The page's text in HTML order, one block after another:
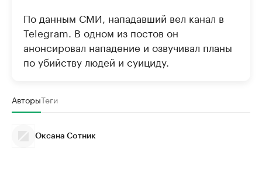
По данным СМИ, нападавший вел канал в
Telegram. В одном из постов он
анонсировал нападение и озвучивал планы
по убийству людей и суициду.
АвторыТеги
Оксана Сотник